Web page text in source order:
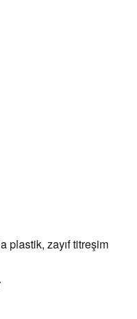
plastik, zayıf titreşim